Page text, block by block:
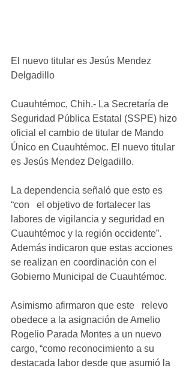
El nuevo titular es Jesús Mendez
Delgadillo
Cuauhtémoc, Chih.- La Secretaría de
Seguridad Pública Estatal (SSPE) hizo
oficial el cambio de titular de Mando
Único en Cuauhtémoc. El nuevo titular
es Jesús Mendez Delgadillo.
La dependencia señaló que esto es
“con   el objetivo de fortalecer las
labores de vigilancia y seguridad en
Cuauhtémoc y la región occidente”.
Además indicaron que estas acciones
se realizan en coordinación con el
Gobierno Municipal de Cuauhtémoc.
Asimismo afirmaron que este   relevo
obedece a la asignación de Amelio
Rogelio Parada Montes a un nuevo
cargo, “como reconocimiento a su
destacada labor desde que asumió la